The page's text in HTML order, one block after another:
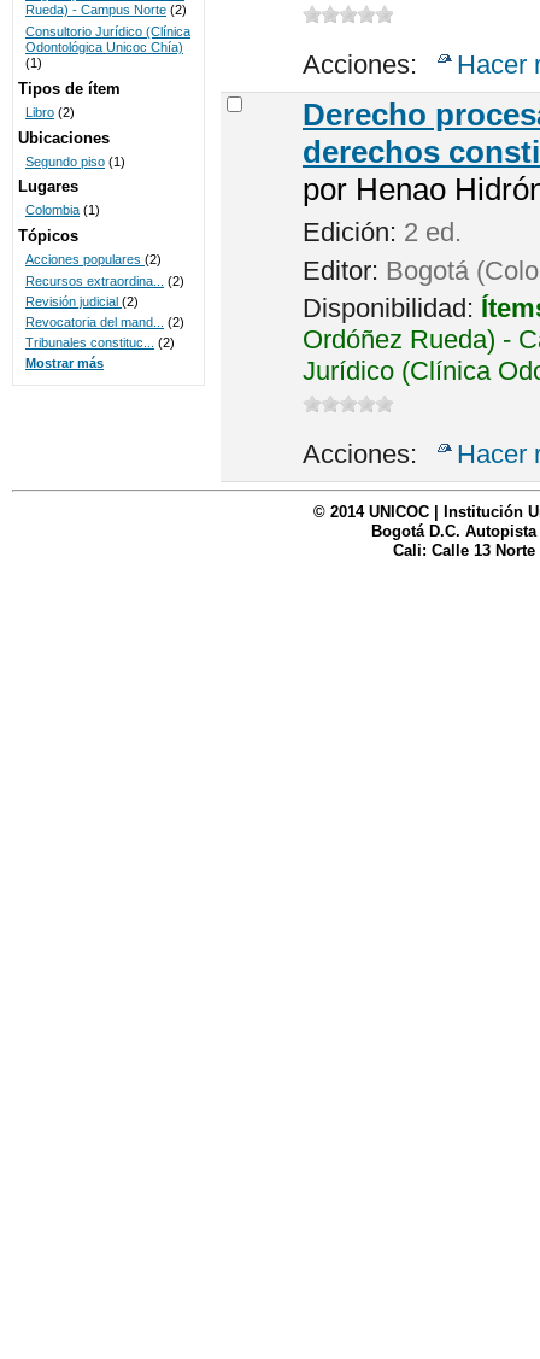
Acciones: Hacer
Derecho
derechos
por Henao
Edición: 2 ed.
Editor: Bogotá
Disponibilidad:
Ordóñez Rueda) -
Jurídico (Clínica
Acciones: Hacer
Rueda) - Campus Norte (2)
Consultorio Jurídico (Clínica
Odontológica Unicoc Chía)
(1)
Tipos de ítem
Libro (2)
Ubicaciones
Segundo piso (1)
Lugares
Colombia (1)
Tópicos
Acciones populares (2)
Recursos extraordina...
(2)
Revisión judicial (2)
Revocatoria del mand...
(2)
Tribunales constituc...
(2)
Mostrar más
© 2014 UNICOC | Institución
Bogotá D.C. Autopista
Cali: Calle 13 Norte